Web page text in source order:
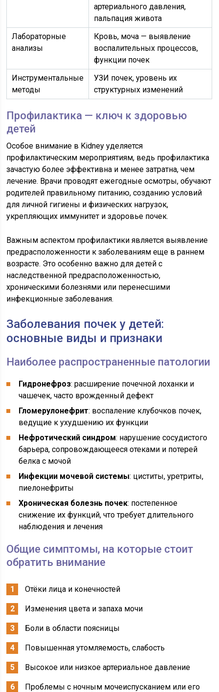
артериального давления,
пальпация живота
Лабораторные
анализы
Кровь, моча — выявление
воспалительных процессов,
функции почек
Инструментальные
методы
УЗИ почек, уровень их
структурных изменений
Профилактика — ключ к здоровью
детей
Особое внимание в Kidney уделяется
профилактическим мероприятиям, ведь профилактика
зачастую более эффективна и менее затратна, чем
лечение. Врачи проводят ежегодные осмотры, обучают
родителей правильному питанию, созданию условий
для личной гигиены и физических нагрузок,
укрепляющих иммунитет и здоровье почек.
Важным аспектом профилактики является выявление
предрасположенности к заболеваниям еще в раннем
возрасте. Это особенно важно для детей с
наследственной предрасположенностью,
хроническими болезнями или перенесшими
инфекционные заболевания.
Заболевания почек у детей:
основные виды и признаки
Наиболее распространенные патологии
Гидронефроз: расширение почечной лоханки и
чашечек, часто врожденный дефект
Гломерулонефрит: воспаление клубочков почек,
ведущие к ухудшению их функции
Нефротический синдром: нарушение сосудистого
барьера, сопровождающееся отеками и потерей
белка с мочой
Инфекции мочевой системы: циститы, уретриты,
пиелонефриты
Хроническая болезнь почек: постепенное
снижение их функций, что требует длительного
наблюдения и лечения
Общие симптомы, на которые стоит
обратить внимание
Отёки лица и конечностей
Изменения цвета и запаха мочи
Боли в области поясницы
Повышенная утомляемость, слабость
Высокое или низкое артериальное давление
Проблемы с ночным мочеиспусканием или его